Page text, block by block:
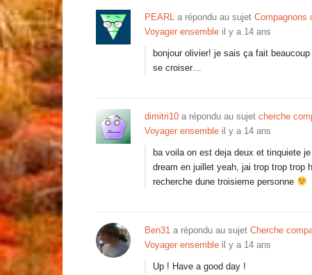
PEARL a répondu au sujet Compagnons
Voyager ensemble il y a 14 ans
bonjour olivier! je sais ça fait
se croiser…
dimitri10 a répondu au sujet cherche
Voyager ensemble il y a 14 ans
ba voila on est deja deux et tinquiete
dream en juillet yeah, jai trop trop trop
recherche dune troisieme personne
Ben31 a répondu au sujet Cherche
Voyager ensemble il y a 14 ans
Up ! Have a good day !